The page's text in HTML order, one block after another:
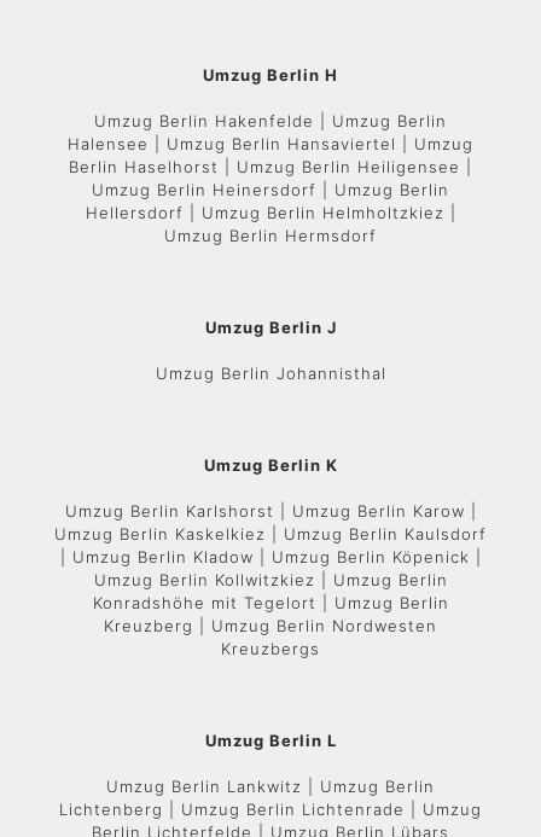
Umzug Berlin H
Umzug Berlin Hakenfelde | Umzug Berlin
Halensee | Umzug Berlin Hansaviertel | Umzug
Berlin Haselhorst | Umzug Berlin Heiligensee |
Umzug Berlin Heinersdorf | Umzug Berlin
Hellersdorf | Umzug Berlin Helmholtzkiez |
Umzug Berlin Hermsdorf
Umzug Berlin J
Umzug Berlin Johannisthal
Umzug Berlin K
Umzug Berlin Karlshorst | Umzug Berlin Karow |
Umzug Berlin Kaskelkiez | Umzug Berlin Kaulsdorf
| Umzug Berlin Kladow | Umzug Berlin Köpenick |
Umzug Berlin Kollwitzkiez | Umzug Berlin
Konradshöhe mit Tegelort | Umzug Berlin
Kreuzberg | Umzug Berlin Nordwesten
Kreuzbergs
Umzug Berlin L
Umzug Berlin Lankwitz | Umzug Berlin
Lichtenberg | Umzug Berlin Lichtenrade | Umzug
Berlin Lichterfelde | Umzug Berlin Lübars